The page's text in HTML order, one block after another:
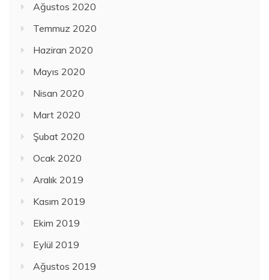
Ağustos 2020
Temmuz 2020
Haziran 2020
Mayıs 2020
Nisan 2020
Mart 2020
Şubat 2020
Ocak 2020
Aralık 2019
Kasım 2019
Ekim 2019
Eylül 2019
Ağustos 2019